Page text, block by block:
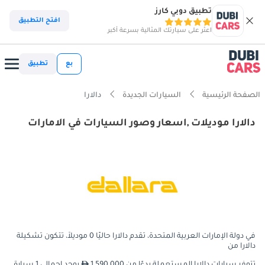
تطبيق دوبي كارز
اعثر على سيارتك المثالية بسرعة أكبر
افتح التطبيق
بع تطبيق
الصفحة الرئيسية السيارات الجديدة دالارا
دالارا موديلات ,اسعار وصور السيارات في الامارات
في دولة الإمارات العربية المتحدة، تقدم دالارا حاليًا 0 موديلاً، تتكون تشكيلة
دالارا من